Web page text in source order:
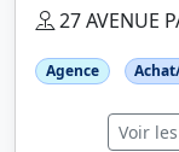
27 AVENUE
Agence
Voir